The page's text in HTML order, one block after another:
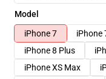
Model
iPhone 7
iPhone
iPhone 8 Plus
iPhone XS Max